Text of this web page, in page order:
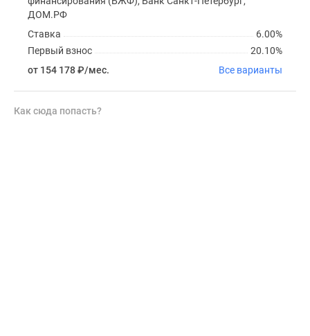
ДОМ.РФ
6.00%
Ставка
20.10%
Первый взнос
от 154 178₽/мес. Все варианты
Как сюда попасть?